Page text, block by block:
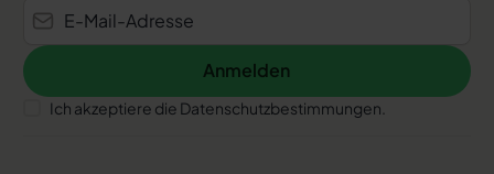
Anmelden
Anmelden
Ich akzeptiere die Datenschutzbestimmungen.